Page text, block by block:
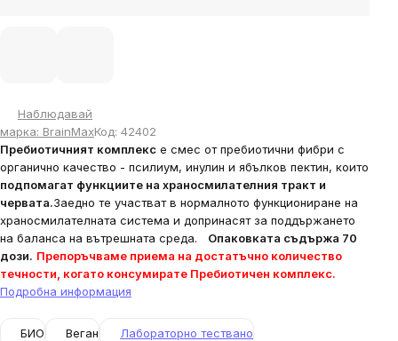
Наблюдавай
марка: BrainMaxКод: 42402
Пребиотичният комплекс е смес от пребиотични фибри с
органично качество - псилиум, инулин и ябълков пектин, които
подпомагат функциите на храносмилателния тракт и
червата.Заедно те участват в нормалното функциониране на
храносмилателната система и допринасят за поддържането
на баланса на вътрешната среда.
Опаковката съдържа 70
дози. Препоръчваме приема на достатъчно количество
течности, когато консумирате Пребиотичен комплекс.
Подробна информация
БИО Веган Лабораторно тествано